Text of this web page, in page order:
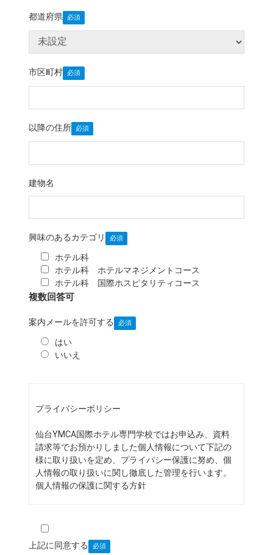
都道府県
市区町村
以降の住所
建物名
興味のあるカテゴリ
ホテル科
ホテル科 ホテルマネジメントコース
ホテル科 国際ホスピタリティコース
複数回答可
案内メールを許可する
はい
いいえ
プライバシーポリシー
仙台YMCA国際ホテル専門学校ではお申込み、資料
請求等でお預かりしました個人情報について下記の
様に取り扱いを定め、プライバシー保護に努め、個
人情報の取り扱いに関し徹底した管理を行います。
個人情報の保護に関する方針
本会は、個人情報の保護に関する法律等、関係
個人情報の適正な取得
上記に同意する